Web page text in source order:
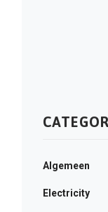
Algemeen
Electricity